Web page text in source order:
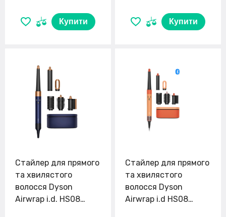
Купити Купити
Стайлер для прямого
та хвилястого
волосся Dyson
Airwrap i.d. HS08
Стайлер для прямого
та хвилястого
волосся Dyson
Airwrap i.d HS08